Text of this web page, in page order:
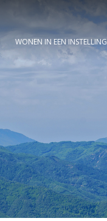
WONEN IN EEN INSTELLING